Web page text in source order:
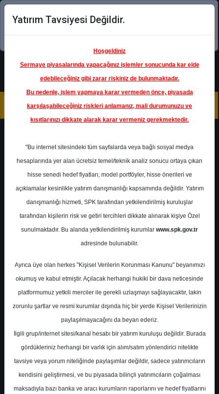
Şimdi uygulamayı indirin!
THYAO- TÜRK HAVA YOLLARI
A.O.
Hedef Fiyat 412.00 ₺
Getiri
%0.00
1 7
En Yüksek Tahmin
Ortalama Fiyat Tahmini
Yatırım Tavsiyesi Değildir.
Hoşgeldiniz
Sermaye piyasalarında yapacağınız işlemler sonucunda kar elde
edebileceğiniz gibi zarar riskiniz de bulunmaktadır.
Bu nedenle, işlem yapmaya karar vermeden önce, piyasada
karşılaşabileceğiniz riskleri anlamanız, mali durumunuzu ve
kısıtlarınızı dikkate alarak karar vermeniz gerekmektedir.
"Bu internet sitesindeki tüm sayfalarda veya bağlı sosyal medya
hesaplarında yer alan ücretsiz temel/teknik analiz sonucu ortaya çıkan
hisse senedi hedef fiyatları, model portföyler, hisse önerileri ve
açıklamalar kesinlikle yatırım danışmanlığı kapsamında değildir. Yatırım
danışmanlığı hizmeti, SPK tarafından yetkilendirilmiş kuruluşlar
tarafından kişilerin risk ve getiri tercihleri dikkate alınarak kişiye Özel
sunulmaktadır. Bu alanda yetkilendirilmiş kurumlar www.spk.gov.tr
adresinde bulunabilir.
Ayrıca üye olan herkes "Kişisel Verilerin Korunması Kanunu" beyanımızı
okumuş ve kabul etmiştir. Açılacak herhangi hukiki bir dava neticesinde
platformumuz yetkili merciler ile gerekli uzlaşmayı sağlayacaktır, lakin
zorunlu şartlar ve resmi kurumlar dışında hiç bir yerde Kişisel Verilerinizin
paylaşılmayacağını da beyan ederiz.
İlgili grup/internet sitesi/kanal hesabı bir yatırım kuruluşu değildir. Burada
gördükleriniz herhangi bir varlık için alım/satım yönlendirici nitelikte
tavsiye veya yorum niteliğinde paylaşımlar değildir, sadece yatırımcıların
kendisini geliştirmesi, ve bu piyasada bilinçli yatırımcıların çoğalması
maksadıyla bazı banka ve aracı kurumların raporlarını ve hedef fiyatlarını